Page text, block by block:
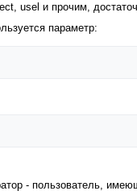
usel и прочим,
параметр:
- пользователь,